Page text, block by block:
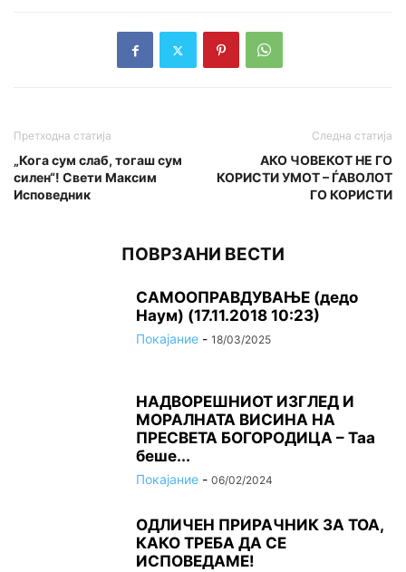
Претходна статија
„Кога сум слаб, тогаш сум
силен“! Свети Максим
Исповедник
Следна статија
АКО ЧОВЕКОТ НЕ ГО
КОРИСТИ УМОТ – ЃАВОЛОТ
ГО КОРИСТИ
ПОВРЗАНИ ВЕСТИ
САМООПРАВДУВАЊЕ (дедо
Наум) (17.11.2018 10:23)
Покајание - 18/03/2025
НАДВОРЕШНИОТ ИЗГЛЕД И
МОРАЛНАТА ВИСИНА HA
ПРЕСВЕТА БОГОРОДИЦА – Таа
беше...
Покајание - 06/02/2024
ОДЛИЧЕН ПРИРАЧНИК ЗА ТОА,
КАКО ТРЕБА ДА СЕ
ИСПОВЕДАМЕ!